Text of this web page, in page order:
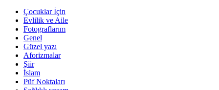
Çocuklar İçin
Evlilik ve Aile
Fotograflarım
Genel
Güzel yazı
Aforizmalar
Şiir
İslam
Püf Noktaları